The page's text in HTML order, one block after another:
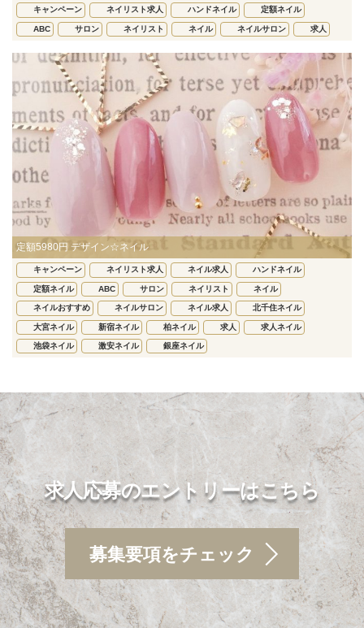
キャンペーン ネイリスト求人 ハンドネイル 定額ネイル
ABC サロン ネイリスト ネイル ネイルサロン 求人
定額5980円 デザイン☆ネイル
キャンペーン ネイリスト求人 ネイル求人 ハンドネイル
定額ネイル ABC サロン ネイリスト ネイル
ネイルおすすめ ネイルサロン ネイル求人 北千住ネイル
大宮ネイル 新宿ネイル 柏ネイル 求人 求人ネイル
池袋ネイル 激安ネイル 銀座ネイル
求人応募のエントリーはこちら
募集要項をチェック